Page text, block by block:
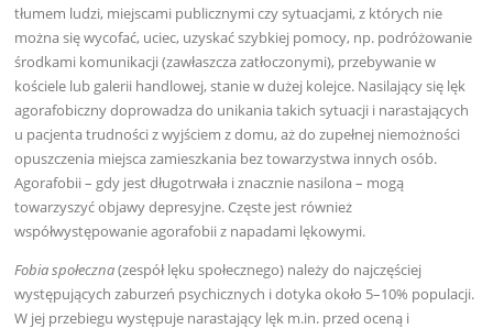
tłumem ludzi, miejscami publicznymi czy sytuacjami, z których nie
można się wycofać, uciec, uzyskać szybkiej pomocy, np. podróżowanie
środkami komunikacji (zawłaszcza zatłoczonymi), przebywanie w
kościele lub galerii handlowej, stanie w dużej kolejce. Nasilający się lęk
agorafobiczny doprowadza do unikania takich sytuacji i narastających
u pacjenta trudności z wyjściem z domu, aż do zupełnej niemożności
opuszczenia miejsca zamieszkania bez towarzystwa innych osób.
Agorafobii – gdy jest długotrwała i znacznie nasilona – mogą
towarzyszyć objawy depresyjne. Częste jest również
współwystępowanie agorafobii z napadami lękowymi.
Fobia społeczna(zespół lęku społecznego) należy do najczęściej
występujących zaburzeń psychicznych i dotyka około 5–10% populacji.
W jej przebiegu występuje narastający lęk m.in. przed oceną i